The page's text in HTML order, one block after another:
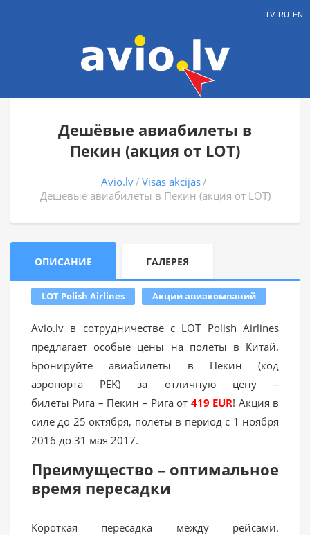
LV RU EN
Дешёвые авиабилеты в
Пекин (акция от LOT)
Avio.lv Visas akcijas
Дешёвые авиабилеты в Пекин (акция от LOT)
ОПИСАНИЕ ГАЛЕРЕЯ
LOT Polish Airlines Акции авиакомпаний
Avio.lv в сотрудничестве с LOT Polish Airlines
предлагает особые цены на полёты в Китай.
Бронируйте авиабилеты в Пекин (код
аэропорта PEK) за отличную цену –
билеты Рига – Пекин – Рига от 419 EUR! Акция в
силе до 25 октября, полёты в период с 1 ноября
2016 до 31 мая 2017.
Преимущество – оптимальное
время пересадки
Короткая пересадка между рейсами.